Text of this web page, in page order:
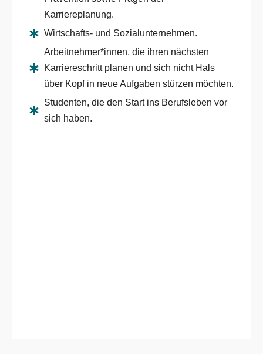
Karriereplanung.
Wirtschafts- und Sozialunternehmen.
Arbeitnehmer*innen, die ihren nächsten
Karriereschritt planen und sich nicht Hals
über Kopf in neue Aufgaben stürzen möchten.
Studenten, die den Start ins Berufsleben vor
sich haben.